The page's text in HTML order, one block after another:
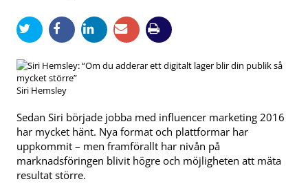
Siri Hemsley
Sedan Siri började jobba med influencer marketing 2016
har mycket hänt. Nya format och plattformar har
uppkommit – men framförallt har nivån på
marknadsföringen blivit högre och möjligheten att mäta
resultat större.